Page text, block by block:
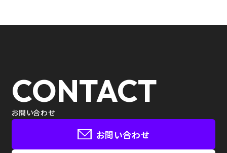
CONTACT
お問い合わせ
お問い合わせ